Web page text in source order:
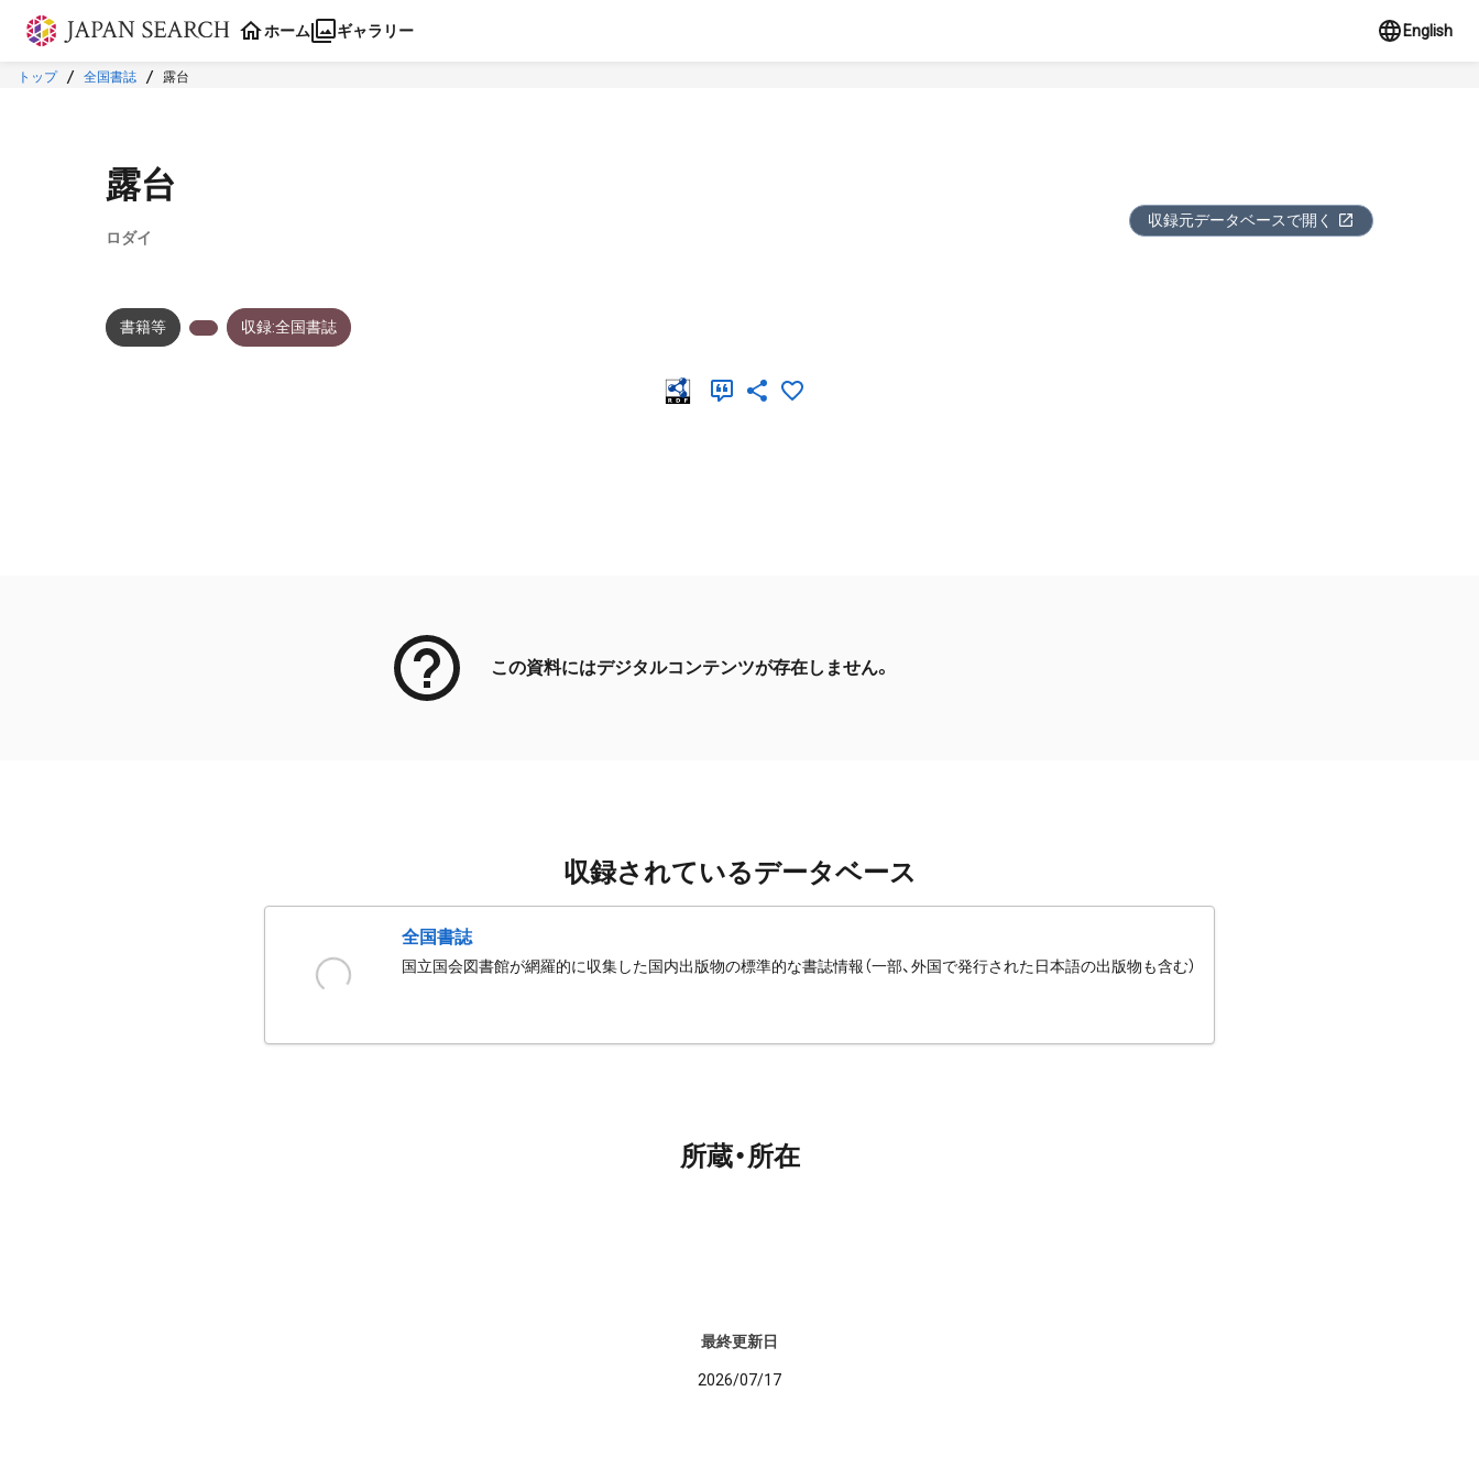
本文に飛ぶ
ホーム ギャラリー English
トップ 全国書誌 露台
露台
ロダイ
収録元データベースで開く
書籍等 収録:全国書誌
この資料にはデジタルコンテンツが存在しません。
収録されているデータベース
全国書誌
国立国会図書館が網羅的に収集した国内出版物の標準的な書誌情報（一部、外国で発行された日本語の出版物も含む）
所蔵・所在
最終更新日
2026/07/17